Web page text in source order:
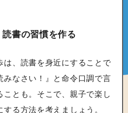
書の習慣を作る
は、読書を身近にすることで
みなさい！』と命令口調で言
とも。そこで、親子で楽し
る方法を考えましょう。